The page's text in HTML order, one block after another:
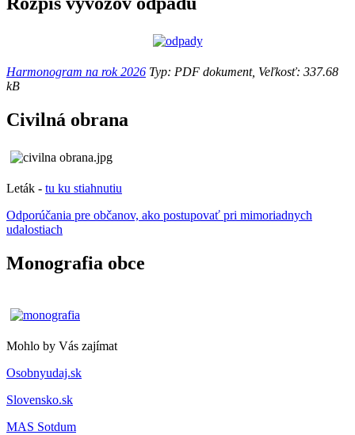
Harmonogram na rok 2026 Typ: PDF dokument, Veľkosť: 337.68
kB
Civilná obrana
Leták - tu ku stiahnutiu
Odporúčania pre občanov, ako postupovať pri mimoriadnych
udalostiach
Monografia obce
Mohlo by Vás zajímat
Osobnyudaj.sk
Slovensko.sk
MAS Sotdum